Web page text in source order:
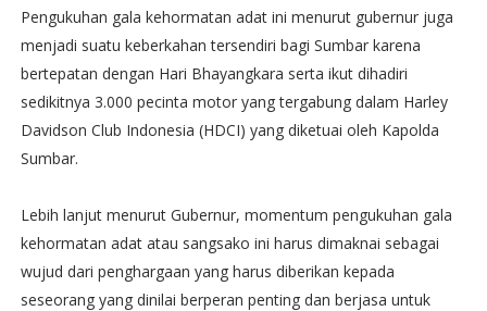
Pengukuhan gala kehormatan adat ini menurut gubernur juga
menjadi suatu keberkahan tersendiri bagi Sumbar karena
bertepatan dengan Hari Bhayangkara serta ikut dihadiri
sedikitnya 3.000 pecinta motor yang tergabung dalam Harley
Davidson Club Indonesia (HDCI) yang diketuai oleh Kapolda
Sumbar.
Lebih lanjut menurut Gubernur, momentum pengukuhan gala
kehormatan adat atau sangsako ini harus dimaknai sebagai
wujud dari penghargaan yang harus diberikan kepada
seseorang yang dinilai berperan penting dan berjasa untuk